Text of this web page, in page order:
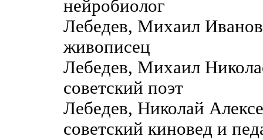
нейробиолог
Лебедев, Михаил
живописец
Лебедев, Михаил
советский поэт
Лебедев, Николай
советский киновед и